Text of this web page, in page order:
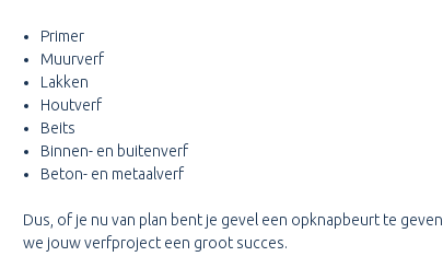
Primer
Muurverf
Lakken
Houtverf
Beits
Binnen- en buitenverf
Beton- en metaalverf
Dus, of je nu van plan bent je gevel een opknapbeurt te
we jouw verfproject een groot succes.